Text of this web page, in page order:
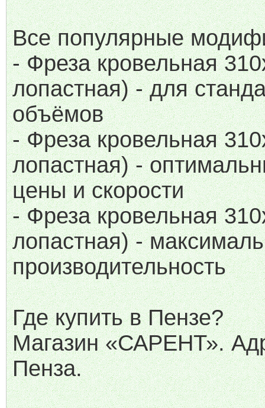
Все популярные
- Фреза кровельная
лопастная) - для
объёмов
- Фреза кровельная
лопастная) -
цены и скорости
- Фреза кровельная
лопастная) -
производительность
Где купить в Пензе?
Магазин «САРЕНТ».
Пенза.